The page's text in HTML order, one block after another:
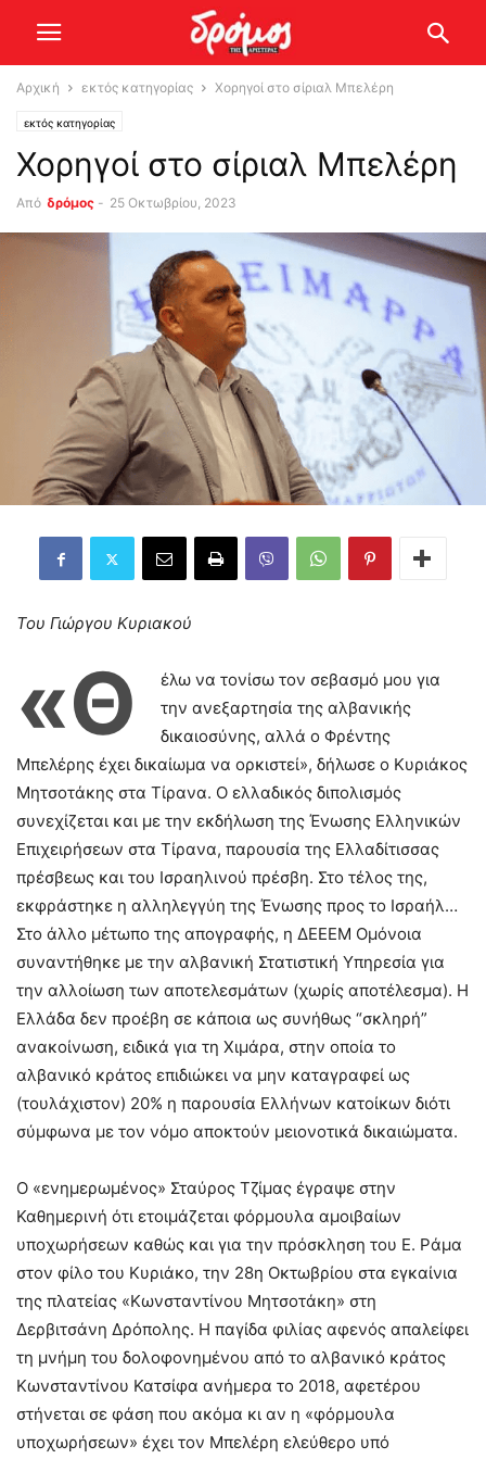
Αρχική εκτός κατηγορίας Χορηγοί στο σίριαλ Μπελέρη
εκτός κατηγορίας
Χορηγοί στο σίριαλ Μπελέρη
Από δρόμος - 25 Οκτωβρίου, 2023
Του Γιώργου Κυριακού
«Θ
έλω να τονίσω τον σεβασμό μου για
την ανεξαρτησία της αλβανικής
δικαιοσύνης, αλλά ο Φρέντης
Μπελέρης έχει δικαίωμα να ορκιστεί», δήλωσε ο Κυριάκος
Μητσοτάκης στα Τίρανα. Ο ελλαδικός διπολισμός
συνεχίζεται και με την εκδήλωση της Ένωσης Ελληνικών
Επιχειρήσεων στα Τίρανα, παρουσία της Ελλαδίτισσας
πρέσβεως και του Ισραηλινού πρέσβη. Στο τέλος της,
εκφράστηκε η αλληλεγγύη της Ένωσης προς το Ισραήλ…
Στο άλλο μέτωπο της απογραφής, η ΔΕΕΕΜ Ομόνοια
συναντήθηκε με την αλβανική Στατιστική Υπηρεσία για
την αλλοίωση των αποτελεσμάτων (χωρίς αποτέλεσμα). Η
Ελλάδα δεν προέβη σε κάποια ως συνήθως “σκληρή”
ανακοίνωση, ειδικά για τη Χιμάρα, στην οποία το
αλβανικό κράτος επιδιώκει να μην καταγραφεί ως
(τουλάχιστον) 20% η παρουσία Ελλήνων κατοίκων διότι
σύμφωνα με τον νόμο αποκτούν μειονοτικά δικαιώματα.
Ο «ενημερωμένος» Σταύρος Τζίμας έγραψε στην
Καθημερινή ότι ετοιμάζεται φόρμουλα αμοιβαίων
υποχωρήσεων καθώς και για την πρόσκληση του Ε. Ράμα
στον φίλο του Κυριάκο, την 28η Οκτωβρίου στα εγκαίνια
της πλατείας «Κωνσταντίνου Μητσοτάκη» στη
Δερβιτσάνη Δρόπολης. Η παγίδα φιλίας αφενός απαλείφει
τη μνήμη του δολοφονημένου από το αλβανικό κράτος
Κωνσταντίνου Κατσίφα ανήμερα το 2018, αφετέρου
στήνεται σε φάση που ακόμα κι αν η «φόρμουλα
υποχωρήσεων» έχει τον Μπελέρη ελεύθερο υπό